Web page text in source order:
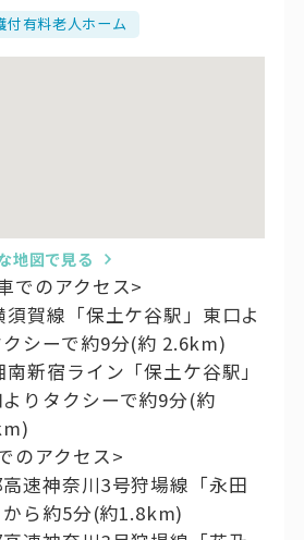
付有料老人ホーム
地図で見る
でのアクセス>
須賀線「保土ケ谷駅」東口よ
クシーで約9分(約 2.6km)
南新宿ライン「保土ケ谷駅」
りタクシーで約9分(約
のアクセス>
速神奈川3号狩場線「永田
から約5分(約1.8km)